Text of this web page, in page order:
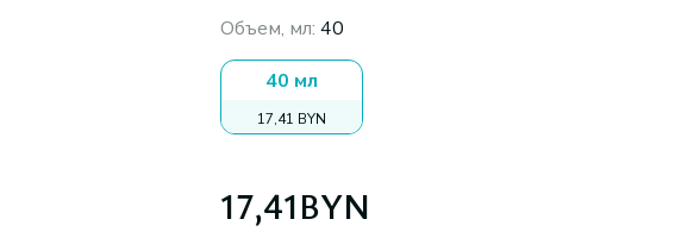
Объем, мл: 40
40 мл
17,41 BYN
17,41BYN